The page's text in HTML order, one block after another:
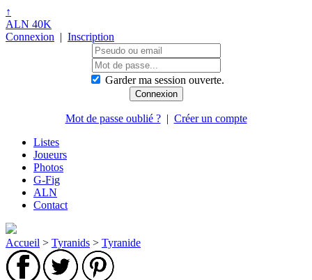
↑
ALN 40K
Connexion | Inscription
Garder ma session ouverte.
Mot de passe oublié ?| Créer un compte
Listes
Joueurs
Photos
G-Fig
ALN
Contact
Accueil > Tyranids > Tyranide